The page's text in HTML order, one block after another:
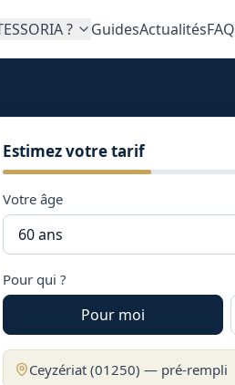
? GuidesActualitésFAQ
Estimez votre tarif
Votre âge
Pour qui ?
Pour moi
Ceyzériat(01250) — pré-rempli